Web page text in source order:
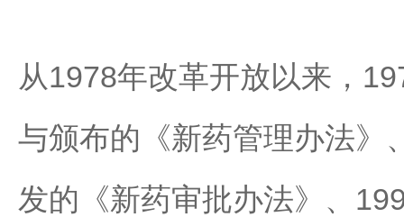
从1978年改革开放以来，
与颁布的《新药管理办法》
发的《新药审批办法》、